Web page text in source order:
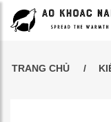
TRANG CHỦ